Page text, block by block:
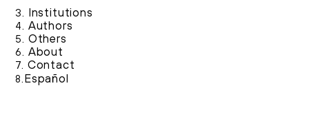
3. Institutions
4. Authors
5. Others
6. About
7. Contact
8.Español